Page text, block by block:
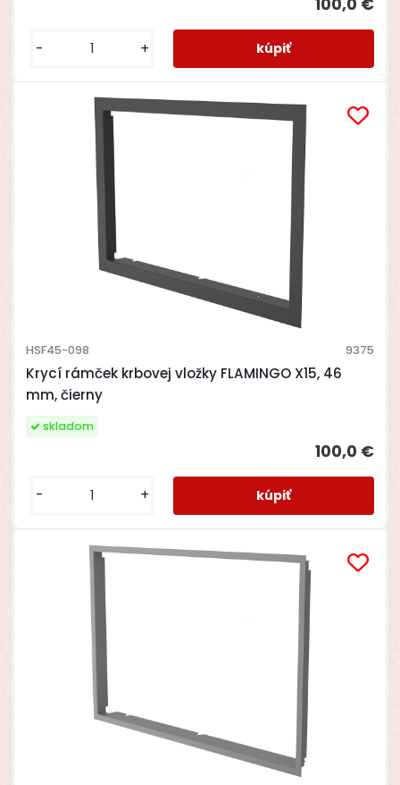
100,0 €
- +
Krycí rámček krbovej vložky FLAMINGO X15, 46
mm, čierny
HSF45-098 9375
100,0 €
skladom
- +